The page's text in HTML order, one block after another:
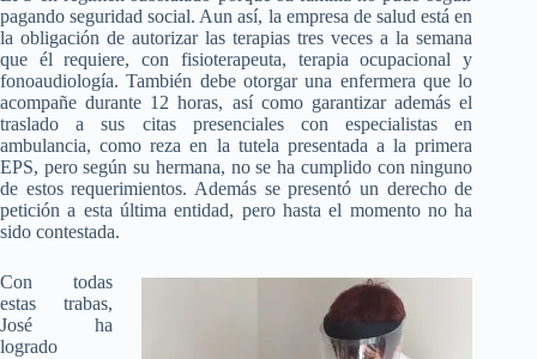
pagando seguridad social. Aun así, la empresa de salud está en
la obligación de autorizar las terapias tres veces a la semana
que él requiere, con fisioterapeuta, terapia ocupacional y
fonoaudiología. También debe otorgar una enfermera que lo
acompañe durante 12 horas, así como garantizar además el
traslado a sus citas presenciales con especialistas en
ambulancia, como reza en la tutela presentada a la primera
EPS, pero según su hermana, no se ha cumplido con ninguno
de estos requerimientos. Además se presentó un derecho de
petición a esta última entidad, pero hasta el momento no ha
sido contestada.
Con todas
estas trabas,
José ha
logrado